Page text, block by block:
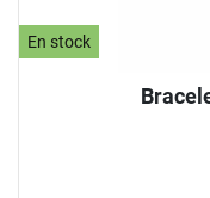
En stock